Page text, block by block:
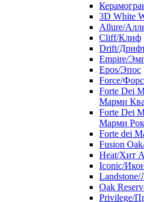
3D White
Allure/
Cliff/Клиф
Drift/
Empire/
Epos/Эпос
Force/
Forte Dei
Марми
Forte Dei
Марми Рок
Forte dei
Fusion
Heat/Xит
Iconic/
Landstone/
Oak
Privilege/